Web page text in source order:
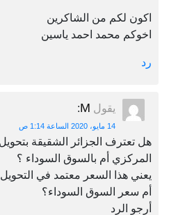
اكون لكم من الشاكرين
اخوكم محمد احمد ياسين
رد
يقول M
:
14 مايو، 2020 الساعة 1:14 ص
هل تعترف الجزائر الشقيقة
المركزي أم بالسوق السوداء ؟
يعني هذا السعر معتمد في
أم سعر السوق السوداء؟
أرجو الرد